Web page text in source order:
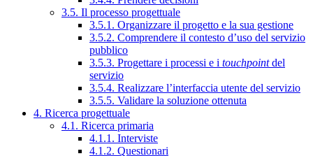
3.5. Il processo progettuale
3.5.1. Organizzare il progetto e la sua gestione
3.5.2. Comprendere il contesto d’uso del servizio
pubblico
3.5.3. Progettare i processi e i touchpointdel
servizio
3.5.4. Realizzare l’interfaccia utente del servizio
3.5.5. Validare la soluzione ottenuta
4. Ricerca progettuale
4.1. Ricerca primaria
4.1.1. Interviste
4.1.2. Questionari